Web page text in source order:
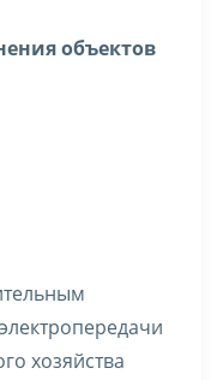
объектов
хозяйства